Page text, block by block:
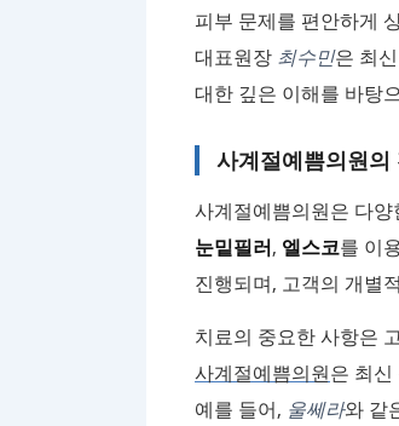
피부 문제를 편안하게
대표원장 최수민은 최
대한 깊은 이해를 바탕
사계절예쁨의원의
사계절예쁨의원은 다
눈밑필러, 엘스코를 이
진행되며, 고객의 개별
치료의 중요한 사항은
사계절예쁨의원은 최
예를 들어, 울쎄라와 같